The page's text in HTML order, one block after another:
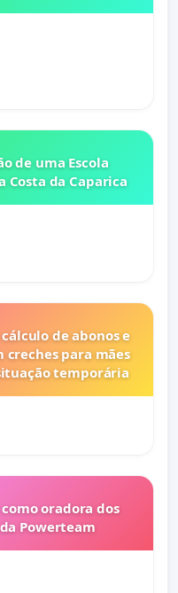
de uma Escola
Costa da Caparica
de abonos e
para mães
temporária
oradora dos
Powerteam